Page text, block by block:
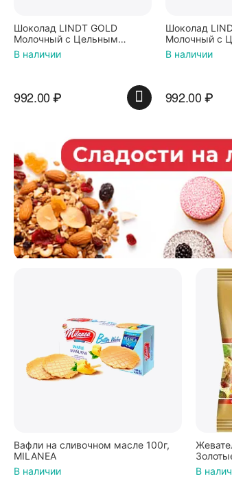
Шоколад LINDT GOLD
Молочный с Цельным
Миндалем 300г (Франция)
В наличии
992.00₽
Шоколад
Молочный с
Фундуком
В наличии
992.00₽
Вафли на сливочном масле 100г,
MILANEA
В наличии
В